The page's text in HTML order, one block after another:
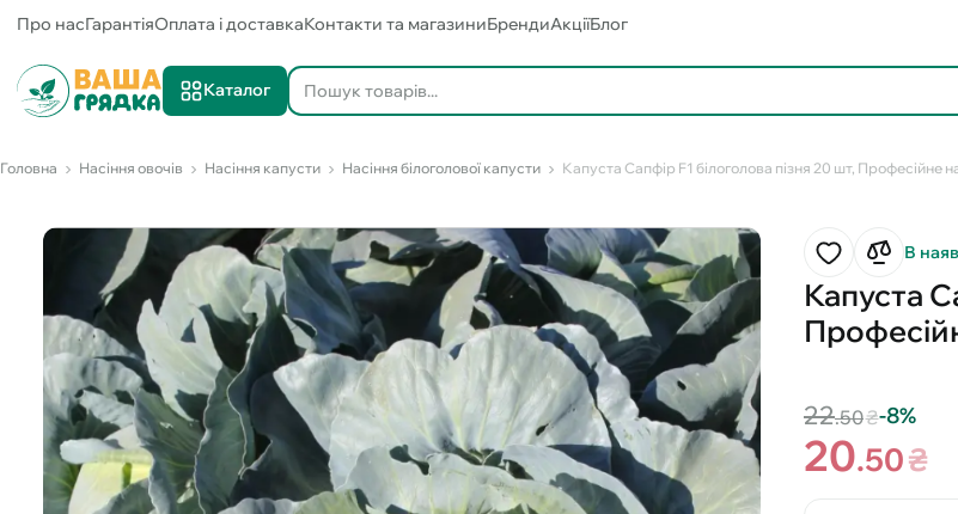
Про насГарантіяОплата і доставкаКонтакти та магазиниБрендиАкціїБлог
Каталог
Головна Насіння овочів Насіння капусти Насіння білоголової капусти Капуста Сапфір F1 білоголова пізня 20 шт, Професійне
В
Капуста
22.50₴-8%
20.50₴